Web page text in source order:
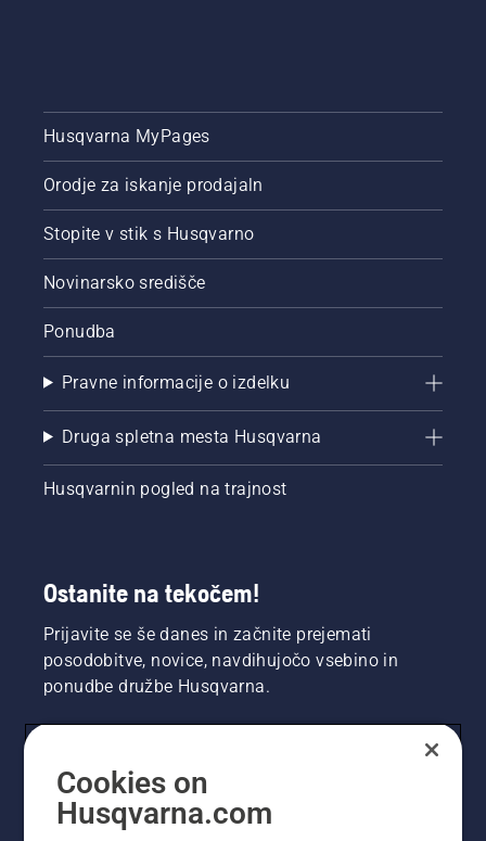
deluje.
Husqvarna MyPages
Orodje za iskanje prodajaln
Stopite v stik s Husqvarno
Novinarsko središče
Ponudba
Pravne informacije o izdelku
Druga spletna mesta Husqvarna
Husqvarnin pogled na trajnost
Ostanite na tekočem!
Prijavite se še danes in začnite prejemati
posodobitve, novice, navdihujočo vsebino in
ponudbe družbe Husqvarna.
Cookies on
Husqvarna.com